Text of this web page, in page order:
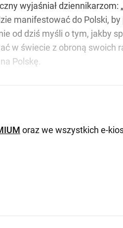
wyjaśniał dziennikarzom:
manifestować do Polski,
od dziś myśli o tym, jakby
w świecie z obroną swoich
Polskę.
oraz we wszystkich e-